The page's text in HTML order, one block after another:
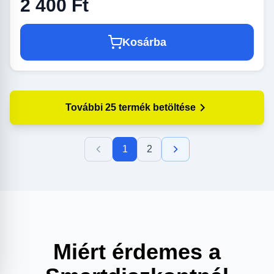
2 400 Ft
Kosárba
További 25 termék betöltése
1 2
Miért érdemes a